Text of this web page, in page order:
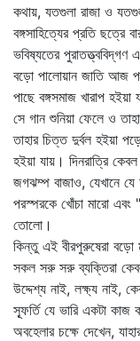
কথায়, যতগুলা রাজা ও
বঙ্গসাহিত্যের প্রতি ছত্রে
ভবিষ্যতের পুরাতত্ত্ববিদ্‌গণ
বড়ো পালোয়ান জাতি আজ
পাছে বঙ্গসমাজ খারাপ হইয়া
সে গান শুনিয়া ফেলে ও
তাহার চিত্ত দুর্বল হইয়া
হইয়া যায়। দিনরাত্রি কেবল
জগঝম্প বাজাও, যেখানে
পরস্পরকে খোঁচা মারো
তোলো।
কিন্তু এই বীরপুরুষেরা
সকল সরু সরু ব্যক্তিরা
উদ্দেশ্য নাই, লক্ষ্য নাই,
স্ফূর্তি যে ভারি একটা
অবহেলার চক্ষে দেখেন,